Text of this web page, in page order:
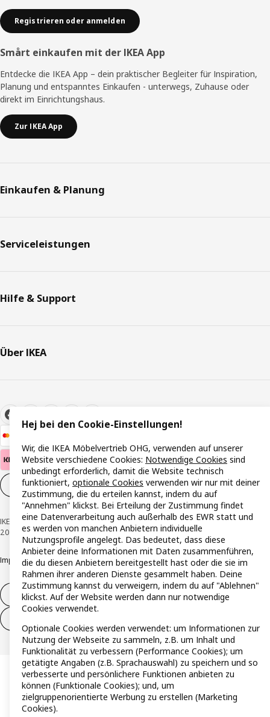
Registrieren oder anmelden
Smårt einkaufen mit der IKEA App
Entdecke die IKEA App – dein praktischer Begleiter für Inspiration,
Planung und entspanntes Einkaufen - unterwegs, Zuhause oder
direkt im Einrichtungshaus.
Zur IKEA App
Einkaufen & Planung
Serviceleistungen
Hilfe & Support
Über IKEA
Cookie-Einstellungen DE
IKEA Österreich - Südring, 2334 Vösendorf © Inter IKEA Systems B.V. 1999-
2026
ImpressumDatenschutzerklärung Cookie RichtlinieResponsible Disclosure
Widerruf / Rückgabe
Hej bei den Cookie-Einstellungen!
Wir, die IKEA Möbelvertrieb OHG, verwenden auf unserer
Website verschiedene Cookies: Notwendige Cookies sind
unbedingt erforderlich, damit die Website technisch
funktioniert, optionale Cookies verwenden wir nur mit deiner
Zustimmung, die du erteilen kannst, indem du auf
"Annehmen" klickst. Bei Erteilung der Zustimmung findet
eine Datenverarbeitung auch außerhalb des EWR statt und
es werden von manchen Anbietern individuelle
Nutzungsprofile angelegt. Das bedeutet, dass diese
Anbieter deine Informationen mit Daten zusammenführen,
die du diesen Anbietern bereitgestellt hast oder die sie im
Rahmen ihrer anderen Dienste gesammelt haben. Deine
Zustimmung kannst du verweigern, indem du auf "Ablehnen"
klickst. Auf der Website werden dann nur notwendige
Cookies verwendet.
Optionale Cookies werden verwendet: um Informationen zur
Nutzung der Webseite zu sammeln, z.B. um Inhalt und
Funktionalität zu verbessern (Performance Cookies); um
getätigte Angaben (z.B. Sprachauswahl) zu speichern und so
verbesserte und persönlichere Funktionen anbieten zu
können (Funktionale Cookies); und, um
zielgruppenorientierte Werbung zu erstellen (Marketing
Cookies).